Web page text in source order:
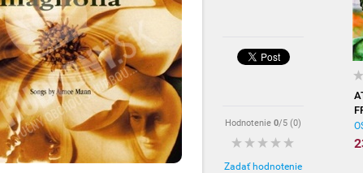
Hodnotenie 0/5 (0)
Zadať hodnotenie